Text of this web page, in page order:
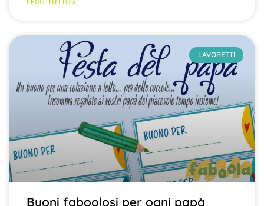
LAVORETTI
Buoni faboolosi per ogni papà